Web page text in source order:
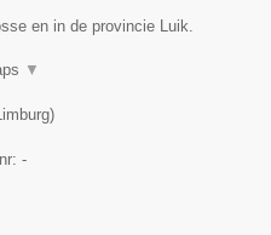
en in de provincie Luik.
▼
)
-